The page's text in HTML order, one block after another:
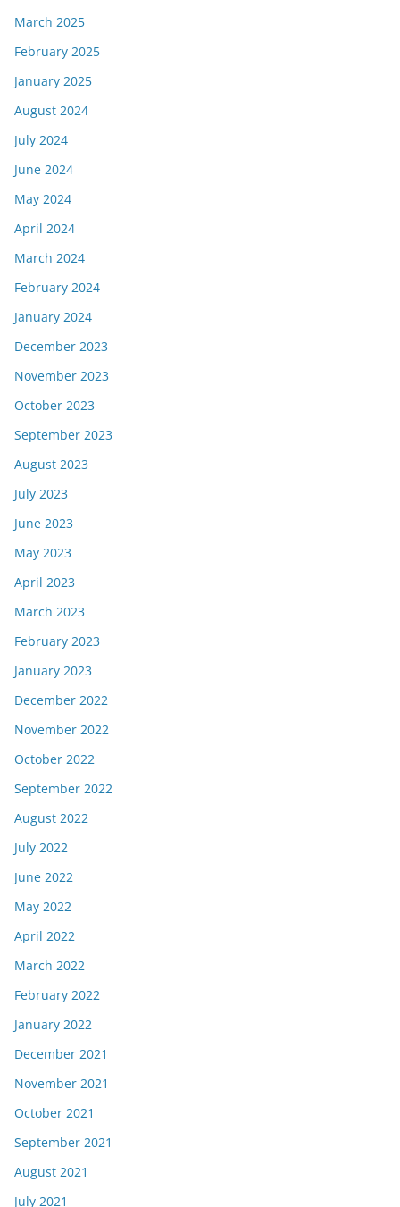
March 2025
February 2025
January 2025
August 2024
July 2024
June 2024
May 2024
April 2024
March 2024
February 2024
January 2024
December 2023
November 2023
October 2023
September 2023
August 2023
July 2023
June 2023
May 2023
April 2023
March 2023
February 2023
January 2023
December 2022
November 2022
October 2022
September 2022
August 2022
July 2022
June 2022
May 2022
April 2022
March 2022
February 2022
January 2022
December 2021
November 2021
October 2021
September 2021
August 2021
July 2021